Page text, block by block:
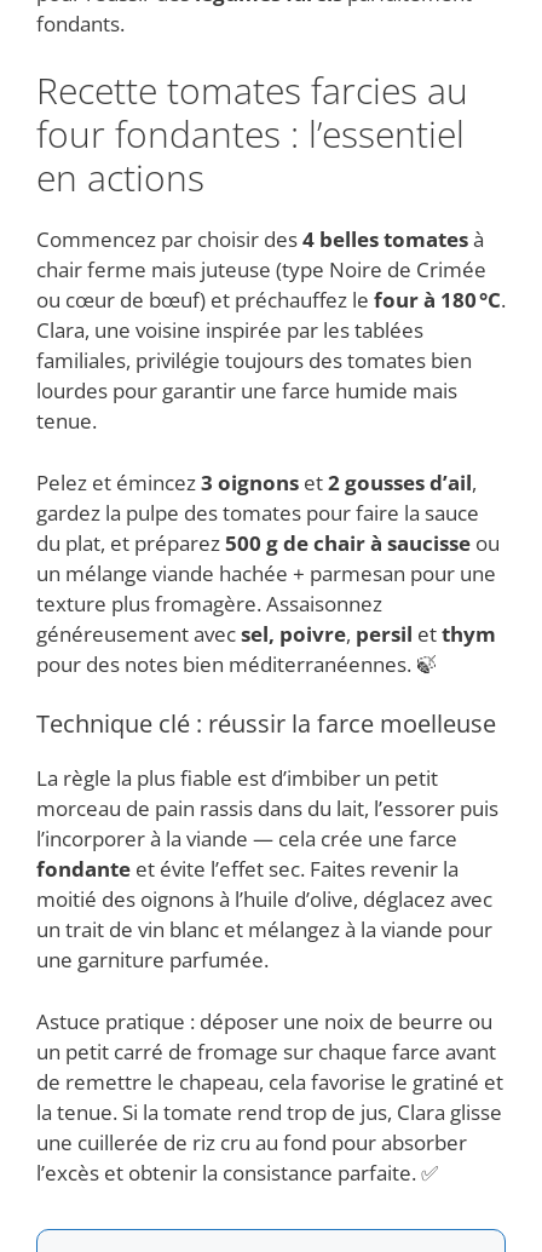
fondants.
Recette tomates farcies au
four fondantes : l’essentiel
en actions
Commencez par choisir des4 belles tomatesà
chair ferme mais juteuse (type Noire de Crimée
ou cœur de bœuf) et préchauffez le four à 180 °C.
Clara, une voisine inspirée par les tablées
familiales, privilégie toujours des tomates bien
lourdes pour garantir une farce humide mais
tenue.
Pelez et émincez3 oignons et2 gousses d’ail,
gardez la pulpe des tomates pour faire la sauce
du plat, et préparez500 g de chair à saucisse ou
un mélange viande hachée + parmesan pour une
texture plus fromagère. Assaisonnez
généreusement avecsel, poivre, persil etthym
pour des notes bien méditerranéennes. 🍃
Technique clé : réussir la farce moelleuse
La règle la plus fiable est d’imbiber un petit
morceau de pain rassis dans du lait, l’essorer puis
l’incorporer à la viande — cela crée une farce
fondante et évite l’effet sec. Faites revenir la
moitié des oignons à l’huile d’olive, déglacez avec
un trait de vin blanc et mélangez à la viande pour
une garniture parfumée.
Astuce pratique : déposer une noix de beurre ou
un petit carré de fromage sur chaque farce avant
de remettre le chapeau, cela favorise le gratiné et
la tenue. Si la tomate rend trop de jus, Clara glisse
une cuillerée de riz cru au fond pour absorber
l’excès et obtenir la consistance parfaite. ✅